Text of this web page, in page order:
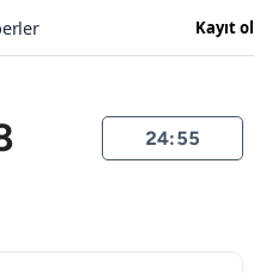
Kayıt ol
24:55